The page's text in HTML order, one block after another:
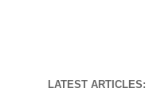
LATEST ARTICLES: